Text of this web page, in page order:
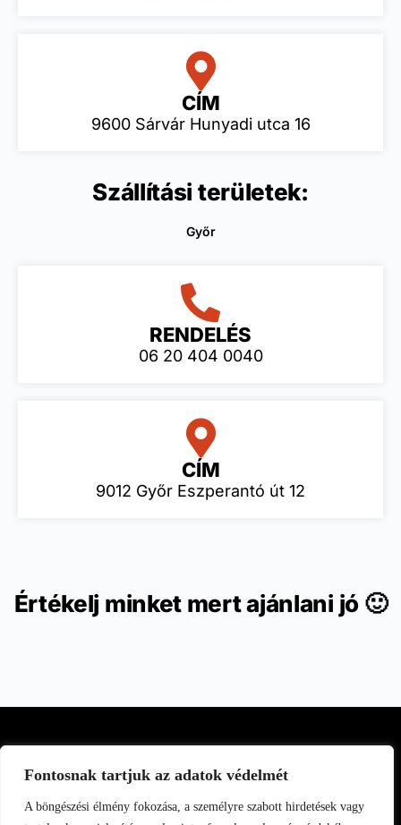
Fontosnak tartjuk az adatok védelmét
A böngészési élmény fokozása, a személyre szabott hirdetések vagy
CÍM
9600 Sárvár Hunyadi utca 16
Szállítási területek:
Győr
RENDELÉS
06 20 404 0040
CÍM
9012 Győr Eszperantó út 12
Értékelj minket mert ajánlani jó 🙂